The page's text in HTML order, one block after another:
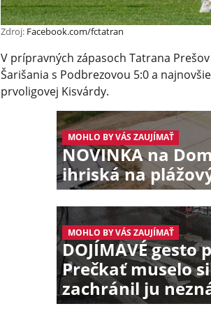
Zdroj: Facebook.com/fctatran
V prípravných zápasoch Tatrana
Šarišania s Podbrezovou 5:0 a
prvoligovej Kisvárdy.
MOHLO BY VÁS ZAUJÍMAŤ
NOVINKA na
ihriská na
MOHLO BY VÁS ZAUJÍMAŤ
DOJÍMAVÉ gesto
Prečkať muselo
zachránil ju